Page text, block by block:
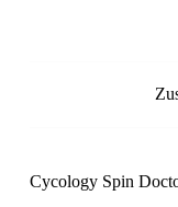
Cycology Spin